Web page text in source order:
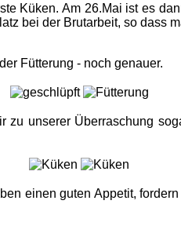
Küken. Am 26.Mai ist es
bei der Brutarbeit, so dass
Fütterung - noch genauer.
unserer Überraschung
einen guten Appetit,